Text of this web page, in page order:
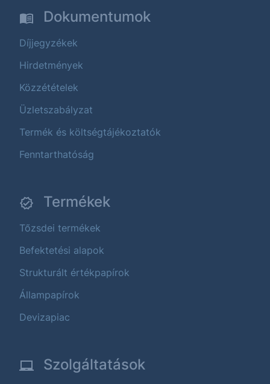
Dokumentumok
Díjjegyzékek
Hirdetmények
Közzétételek
Üzletszabályzat
Termék és költségtájékoztatók
Fenntarthatóság
Termékek
Tőzsdei termékek
Befektetési alapok
Strukturált értékpapírok
Állampapírok
Devizapiac
Szolgáltatások